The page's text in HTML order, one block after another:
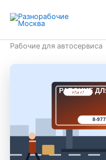
содержимому
Рабочие для автосервиса
РАБ 77
РАБОЧИЕ
8-